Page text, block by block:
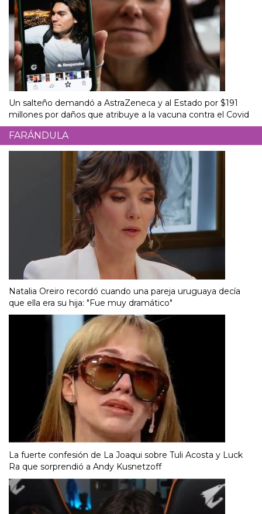
Un salteño demandó a AstraZeneca y al Estado por $191
millones por daños que atribuye a la vacuna contra el Covid
FARÁNDULA
Natalia Oreiro recordó cuando una pareja uruguaya decía
que ella era su hija: "Fue muy dramático"
La fuerte confesión de La Joaqui sobre Tuli Acosta y Luck
Ra que sorprendió a Andy Kusnetzoff